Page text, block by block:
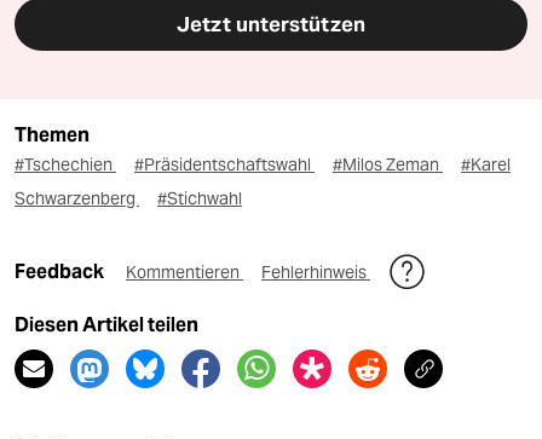
Jetzt unterstützen
Themen
#Tschechien #Präsidentschaftswahl #Milos Zeman
#Karel
Schwarzenberg
#Stichwahl
Feedback Kommentieren Fehlerhinweis
Diesen Artikel teilen